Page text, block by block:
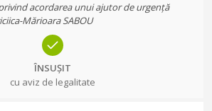
acordarea unui ajutor de urgență
Mărioara SABOU
ÎNSUȘIT
cu aviz de legalitate